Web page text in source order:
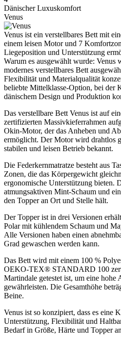
Dänischer Luxuskomfort
Venus
Venus ist ein verstellbares Bett mit
einem leisen Motor und 7
Liegeposition und Unterstützung
Warum es ausgewählt wurde: Venus
modernes verstellbares Bett
Flexibilität und Materialqualität
beliebte Mittelklasse-Option, bei der
dänischem Design und Produktion
Das verstellbare Bett Venus ist auf
zertifizierten Massivkieferrahmen
Okin-Motor, der das Anheben und
ermöglicht. Der Motor wird drahtlos
stabilen und leisen Betrieb bekannt.
Die Federkernmatratze besteht aus
Zonen, die das Körpergewicht
ergonomische Unterstützung bieten.
atmungsaktiven Mint-Schaum und
den Topper an Ort und Stelle hält.
Der Topper ist in drei Versionen
Polar mit kühlendem Schaum und
Alle Versionen haben einen
Grad gewaschen werden kann.
Das Bett wird mit einem 100 %
OEKO-TEX® STANDARD 100
Martindale getestet ist, um eine hohe
gewährleisten. Die Gesamthöhe
Beine.
Venus ist so konzipiert, dass es eine
Unterstützung, Flexibilität und
Bedarf in Größe, Härte und Topper